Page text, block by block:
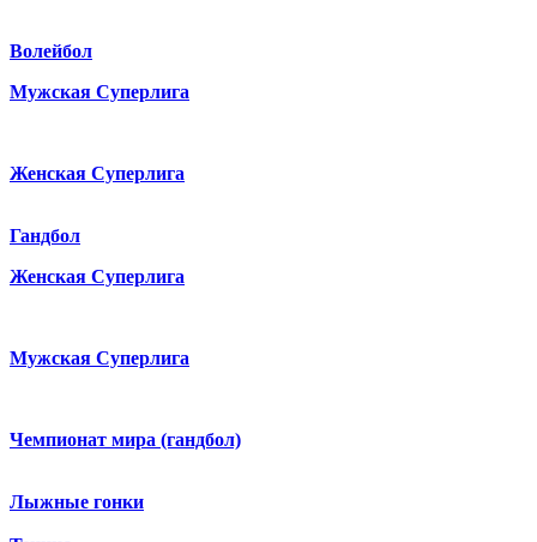
Волейбол
Мужская Суперлига
Женская Суперлига
Гандбол
Женская Суперлига
Мужская Суперлига
Чемпионат мира (гандбол)
Лыжные гонки